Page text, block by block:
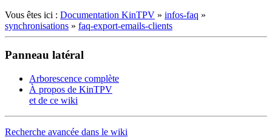
Vous êtes ici : Documentation KinTPV » infos-faq »
synchronisations » faq-export-emails-clients
Panneau latéral
Arborescence complète
À propos de KinTPV
et de ce wiki
Recherche avancée dans le wiki